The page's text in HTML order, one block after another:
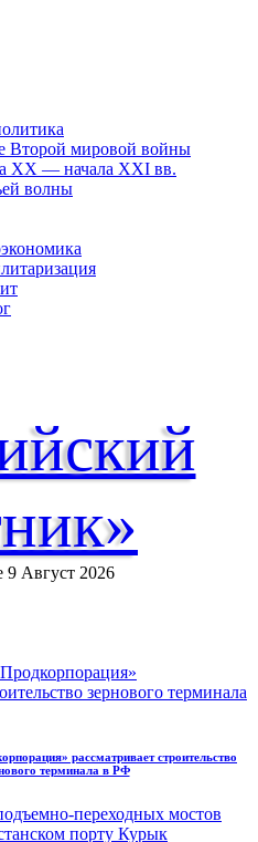
Второй мировой войны
XX — начала XXI вв.
волны
9 Август 2026
рассматривает строительство
терминала в РФ